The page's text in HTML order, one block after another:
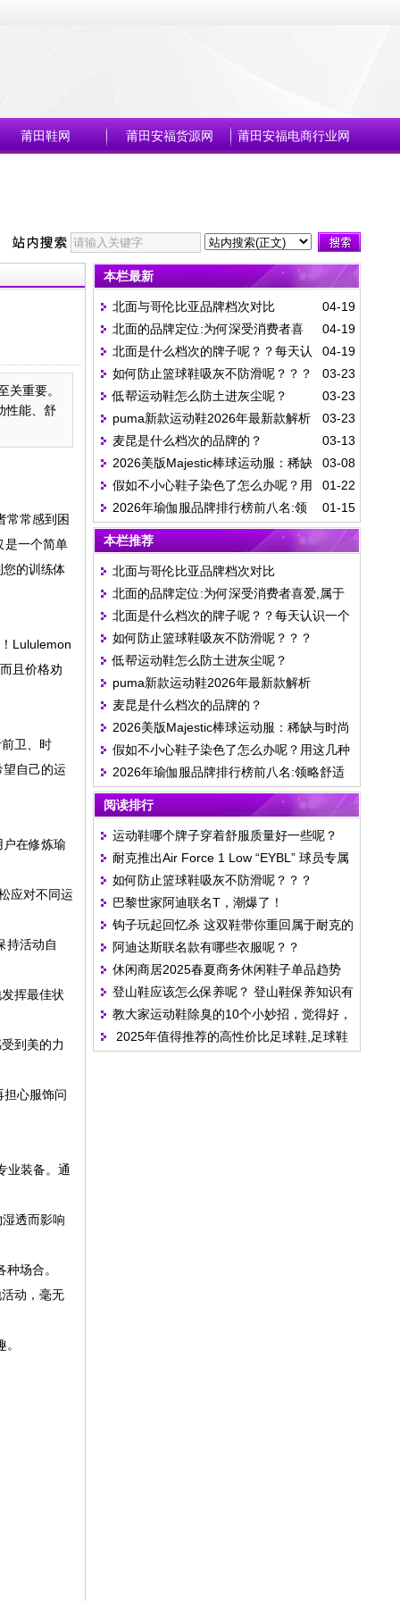
莆田鞋网 莆田安福货源网 莆田安福电商行业网
重要。
性能、舒
常常感到困
是一个简单
的训练体
Lululemon
且价格劝
卫、时
自己的运
在修炼瑜
应对不同运
持活动自
挥最佳状
到美的力
心服饰问
业装备。通
透而影响
场合。
动，毫无
本栏最新
04-19
北面与哥伦比亚品牌档次对比
04-19
北面的品牌定位:为何深受消费者喜
爱,属于什么档次呢?
04-19
北面是什么档次的牌子呢？？每天认
识一个品牌丨The North Face（北面）03-23
如何防止篮球鞋吸灰不防滑呢？？？
03-23
低帮运动鞋怎么防土进灰尘呢？
03-23
puma新款运动鞋2026年最新款解析
03-13
麦昆是什么档次的品牌的？
03-08
2026美版Majestic棒球运动服：稀缺
与时尚的完美结合
01-22
假如不小心鞋子染色了怎么办呢？用
这几种方法，能够快速有效解决
01-15
2026年瑜伽服品牌排行榜前八名:领
略舒适与时尚的完美结合
本栏推荐
北面与哥伦比亚品牌档次对比
北面的品牌定位:为何深受消费者喜爱,属于
什么档次呢?
北面是什么档次的牌子呢？？每天认识一个
品牌丨The North Face（北面）
如何防止篮球鞋吸灰不防滑呢？？？
低帮运动鞋怎么防土进灰尘呢？
puma新款运动鞋2026年最新款解析
麦昆是什么档次的品牌的？
2026美版Majestic棒球运动服：稀缺与时尚
的完美结合
假如不小心鞋子染色了怎么办呢？用这几种
方法，能够快速有效解决
2026年瑜伽服品牌排行榜前八名:领略舒适
与时尚的完美结合
阅读排行
运动鞋哪个牌子穿着舒服质量好一些呢？
耐克推出Air Force 1 Low “EYBL” 球员专属
款 细节设计彰显赛事身份
如何防止篮球鞋吸灰不防滑呢？？？
巴黎世家阿迪联名T，潮爆了！
钩子玩起回忆杀 这双鞋带你重回属于耐克的
1971
阿迪达斯联名款有哪些衣服呢？？
休闲商居2025春夏商务休闲鞋子单品趋势
登山鞋应该怎么保养呢？ 登山鞋保养知识有
哪些啊？
教大家运动鞋除臭的10个小妙招，觉得好，
别忘了收藏安福相册网
2025年值得推荐的高性价比足球鞋,足球鞋